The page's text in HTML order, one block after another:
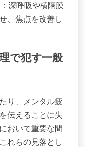
深呼吸や横隔膜
、焦点を改善し
で犯す一般
り、メンタル疲
伝えることに失
おいて重要な間
れらの見落とし